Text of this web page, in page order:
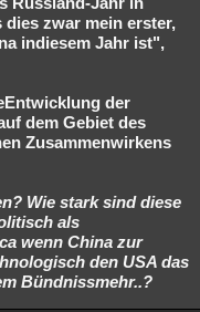
zwar mein erster,
indiesem Jahr ist",
der
dem Gebiet des
Zusammenwirkens
Wie stark sind diese
als
wenn China zur
den USA das
Bündnissmehr..?